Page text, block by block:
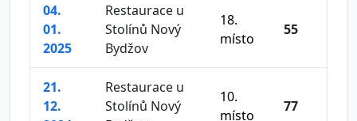
04.
01.
2025
Restaurace u
Stolínů Nový
Bydžov
18.
místo
55
21.
12.
Restaurace u
Stolínů Nový
10.
místo
77